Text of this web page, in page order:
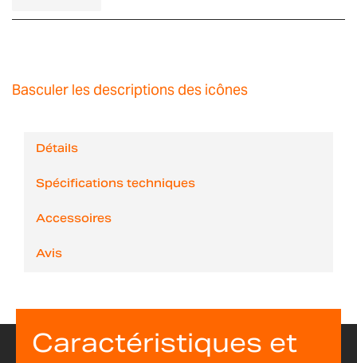
Basculer les descriptions des icônes
Détails
Spécifications techniques
Accessoires
Avis
Caractéristiques et